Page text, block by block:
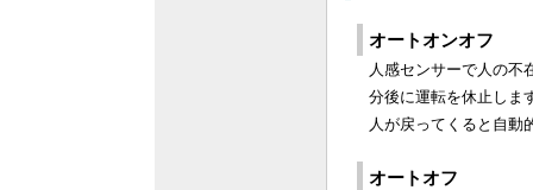
オートオンオフ
人感センサーで人の不
分後に運転を休止しま
人が戻ってくると自動
オートオフ